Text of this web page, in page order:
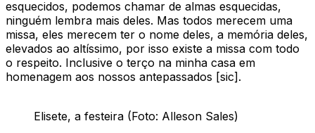
esquecidos, podemos chamar de almas esquecidas,
ninguém lembra mais deles. Mas todos merecem uma
missa, eles merecem ter o nome deles, a memória deles,
elevados ao altíssimo, por isso existe a missa com todo
o respeito. Inclusive o terço na minha casa em
homenagem aos nossos antepassados [sic].
Elisete, a festeira (Foto: Alleson Sales)